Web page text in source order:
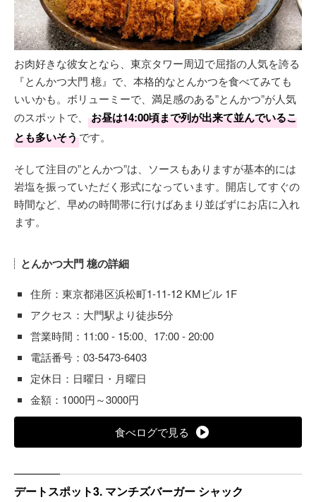
お肉好きな彼女となら、東京タワー周辺で屈指の人気を誇る
『とんかつ大門 檍』で、本格的なとんかつを食べてみても
いいかも。ボリューミーで、満足感のある”とんかつ”が人気
のスポットで、
お昼は14:00頃まで列が出来て並んでいるこ
とも多いそうです。
そして注目の”とんかつ”は、ソースもありますが基本的には
岩塩を振っていただく形式になっています。開店してすぐの
時間など、早めの時間帯に行けばあまり並ばずにお店に入れ
ます。
とんかつ大門 檍の詳細
住所：東京都港区浜松町1-11-12 KMビル 1F
アクセス：大門駅より徒歩5分
営業時間：11:00 - 15:00、17:00 - 20:00
電話番号：03-5473-6403
定休日：日曜日・月曜日
金額：1000円～3000円
食べログで見る
デートスポット3. マンチズバーガー シャック